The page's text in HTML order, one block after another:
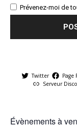
Prévenez-moi de
Twitter Page
Serveur
Évènements à